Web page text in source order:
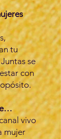
tu
se
con
vivo
mujer